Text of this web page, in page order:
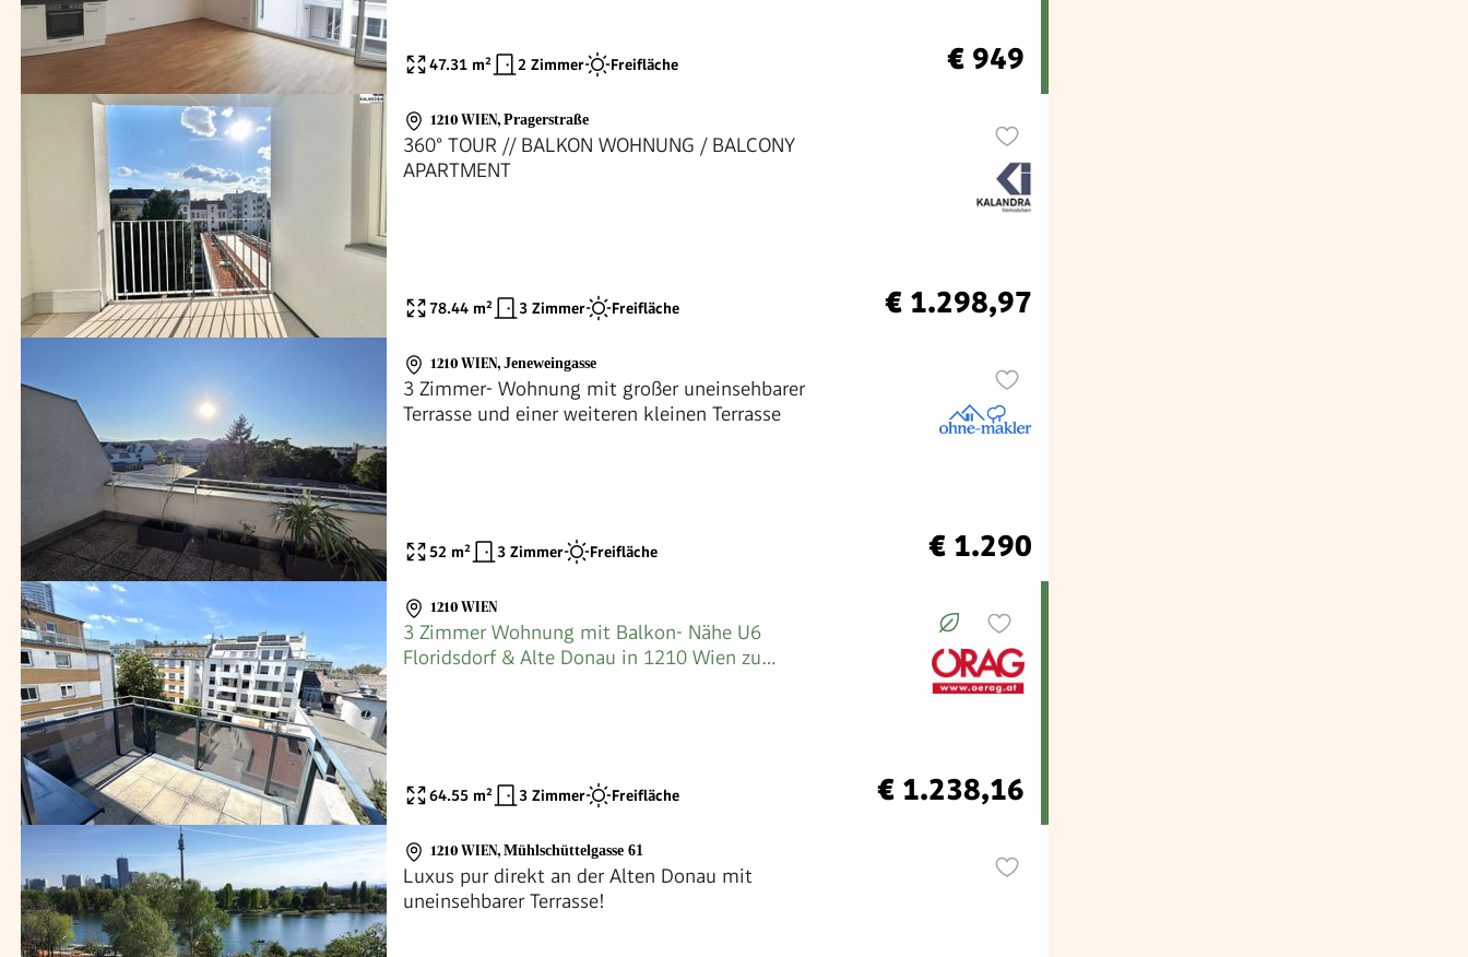
47.31 m² 2 Zimmer Freifläche € 949
1210 WIEN, Pragerstraße
360° TOUR // BALKON WOHNUNG / BALCONY
APARTMENT
78.44 m² 3 Zimmer Freifläche € 1.298,97
1210 WIEN, Jeneweingasse
3 Zimmer- Wohnung mit großer uneinsehbarer
Terrasse und einer weiteren kleinen Terrasse
52 m² 3 Zimmer Freifläche € 1.290
1210 WIEN
3 Zimmer Wohnung mit Balkon- Nähe U6
Floridsdorf & Alte Donau in 1210 Wien zu
64.55 m² 3 Zimmer Freifläche € 1.238,16
1210 WIEN, Mühlschüttelgasse 61
Luxus pur direkt an der Alten Donau mit
uneinsehbarer Terrasse!